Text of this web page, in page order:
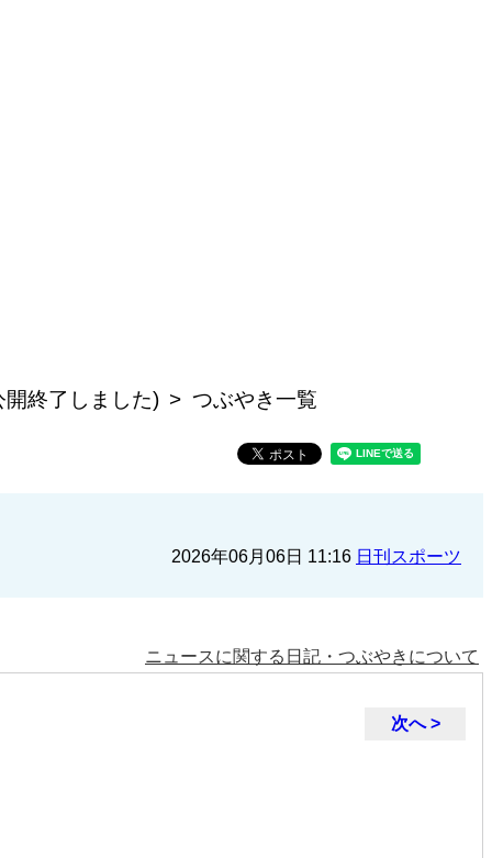
終了しました) つぶやき一覧
2026年06月06日 11:16 日刊スポーツ
ニュースに関する日記・つぶやきについて
次へ >